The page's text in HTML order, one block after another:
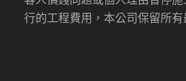
行的工程費用，本公司保留所有